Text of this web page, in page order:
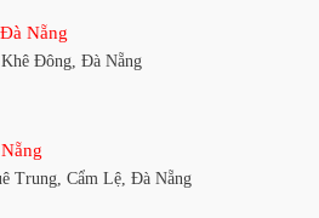
Quận 7, TP HCM
Thạnh, TP HCM
Nẵng
Đông, Đà Nẵng
Trung, Cẩm Lệ, Đà Nẵng